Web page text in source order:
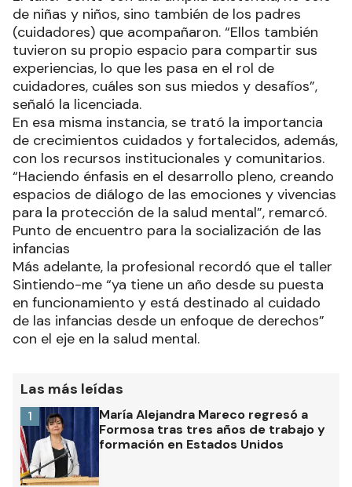
de niñas y niños, sino también de los padres
(cuidadores) que acompañaron. “Ellos también
tuvieron su propio espacio para compartir sus
experiencias, lo que les pasa en el rol de
cuidadores, cuáles son sus miedos y desafíos”,
señaló la licenciada.
En esa misma instancia, se trató la importancia
de crecimientos cuidados y fortalecidos, además,
con los recursos institucionales y comunitarios.
“Haciendo énfasis en el desarrollo pleno, creando
espacios de diálogo de las emociones y vivencias
para la protección de la salud mental”, remarcó.
Punto de encuentro para la socialización de las
infancias
Más adelante, la profesional recordó que el taller
Sintiendo-me “ya tiene un año desde su puesta
en funcionamiento y está destinado al cuidado
de las infancias desde un enfoque de derechos”
con el eje en la salud mental.
Las más leídas
María Alejandra Mareco regresó a
Formosa tras tres años de trabajo y
formación en Estados Unidos
1